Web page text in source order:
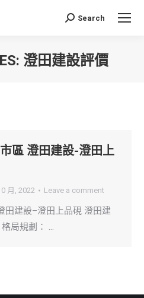
Search:
Search
澄田建設評價
區 澄田建設-澄田上
月, 2022 Leave a comment
田建設–澄田上品硯 澄田建
局規劃： …